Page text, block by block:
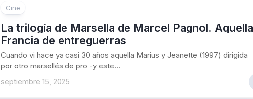
Cine
La trilogía de Marsella de Marcel Pagnol. Aquella
Francia de entreguerras
Cuando vi hace ya casi 30 años aquella Marius y Jeanette (1997) dirigida
por otro marsellés de pro -y este...
septiembre 15, 2025